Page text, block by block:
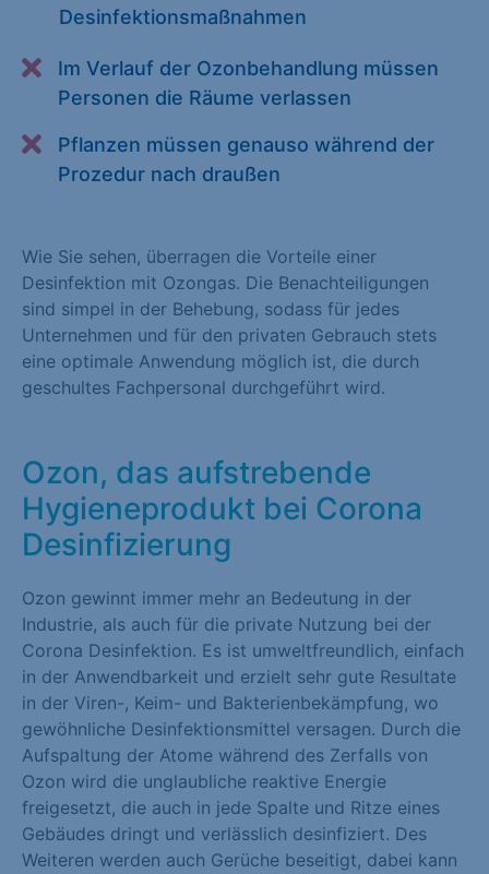
Desinfektionsmaßnahmen
Im Verlauf der Ozonbehandlung müssen
Personen die Räume verlassen
Pflanzen müssen genauso während der
Prozedur nach draußen
Wie Sie sehen, überragen die Vorteile einer
Desinfektion mit Ozongas. Die Benachteiligungen
sind simpel in der Behebung, sodass für jedes
Unternehmen und für den privaten Gebrauch stets
eine optimale Anwendung möglich ist, die durch
geschultes Fachpersonal durchgeführt wird.
Ozon, das aufstrebende
Hygieneprodukt bei Corona
Desinfizierung
Ozon gewinnt immer mehr an Bedeutung in der
Industrie, als auch für die private Nutzung bei der
Corona Desinfektion. Es ist umweltfreundlich, einfach
in der Anwendbarkeit und erzielt sehr gute Resultate
in der Viren-, Keim- und Bakterienbekämpfung, wo
gewöhnliche Desinfektionsmittel versagen. Durch die
Aufspaltung der Atome während des Zerfalls von
Ozon wird die unglaubliche reaktive Energie
freigesetzt, die auch in jede Spalte und Ritze eines
Gebäudes dringt und verlässlich desinfiziert. Des
Weiteren werden auch Gerüche beseitigt, dabei kann
Alle akzeptieren Speichern
Zurück
Essenzielle Cookies ermöglichen grundlegende Funktionen und
Statistiken (1)
Statistik Cookies erfassen Informationen anonym. Diese
Informationen helfen uns zu verstehen, wie unsere Besucher
unsere Website nutzen. Statistik Cookies erfassen Informationen
anonym. Diese Informationen helfen uns zu verstehen, wie
Cookie-Informationen anzeigen
Marketing (1)
Marketing-Cookies werden von Drittanbietern oder Publishern
dies, indem sie Besucher über Websites hinweg verfolgen.
Cookie-Informationen anzeigen
Externe Medien (1)
Inhalte von Videoplattformen und Social-Media-Plattformen
werden standardmäßig blockiert. Wenn Cookies von externen
Medien akzeptiert werden, bedarf der Zugriff auf diese Inhalte
keiner manuellen Einwilligung mehr.
Cookie-Informationen anzeigen